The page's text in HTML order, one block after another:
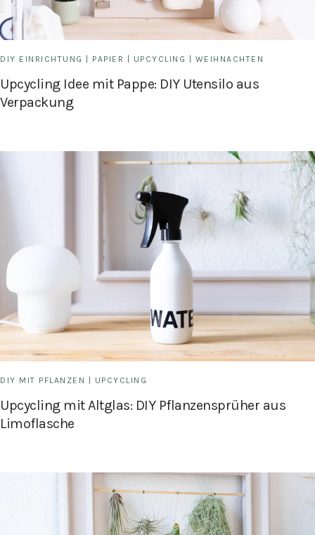
DIY EINRICHTUNG PAPIER UPCYCLING WEIHNACHTEN
Upcycling Idee mit Pappe: DIY Utensilo aus
Verpackung
DIY MIT PFLANZEN UPCYCLING
Upcycling mit Altglas: DIY Pflanzensprüher aus
Limoflasche